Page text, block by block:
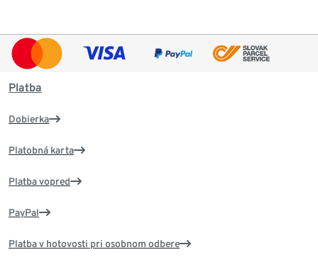
Platba
Dobierka
Platobná karta
Platba vopred
PayPal
Platba v hotovosti pri osobnom odbere